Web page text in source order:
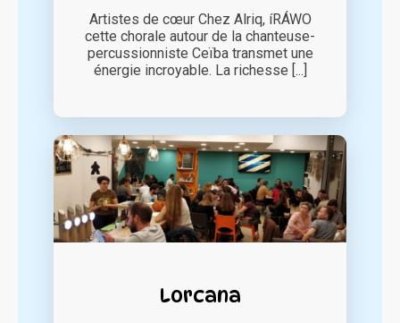
Artistes de cœur Chez Alriq, íRÁWO
cette chorale autour de la chanteuse-
percussionniste Ceïba transmet une
énergie incroyable. La richesse [...]
Lorcana